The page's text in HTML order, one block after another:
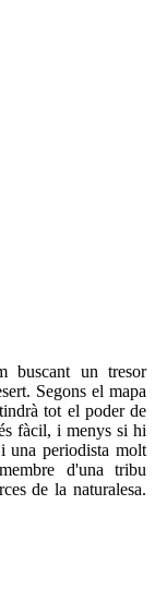
buscant un tresor
Segons el mapa
tot el poder de
fàcil, i menys si hi
una periodista molt
d'una tribu
de la naturalesa.